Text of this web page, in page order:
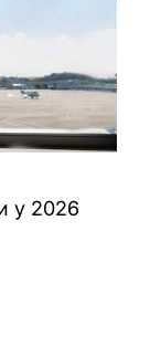
у 2026